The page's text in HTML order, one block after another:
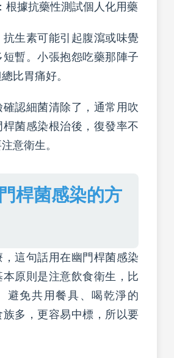
根據抗藥性測試個人化用藥
生素可能引起腹瀉或味覺
暫。小張抱怨吃藥那陣子
比胃痛好。
認細菌清除了，通常用吹
菌感染根治後，復發率不
意衛生。
桿菌感染的方
這句話用在幽門桿菌感染
原則是注意飲食衛生，比
避免共用餐具、喝乾淨的
多，更容易中標，所以要